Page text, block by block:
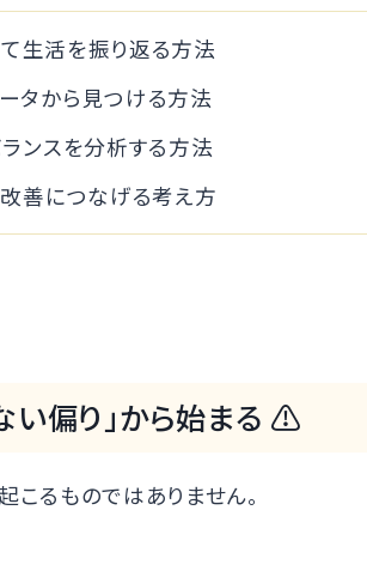
生活を振り返る方法
タから見つける方法
ンスを分析する方法
改善につなげる考え方
い偏り」から始まる ⚠️
るものではありません。